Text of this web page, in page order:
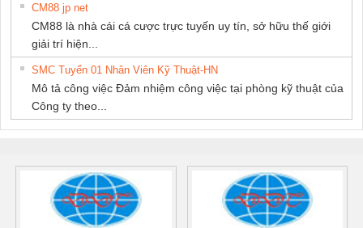
CM88 jp net
CM88 là nhà cái cá cược trực tuyến uy tín, sở hữu thế giới
giải trí hiện...
SMC Tuyển 01 Nhân Viên Kỹ Thuật-HN
Mô tả công việc Đảm nhiệm công việc tại phòng kỹ thuật của
Công ty theo...